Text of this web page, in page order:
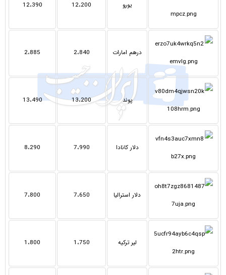
یورو 12،200 12،390
درهم امارات 2،840 2،885
پوند 13،200 13،490
دلار کانادا 7،990 8،290
دلار استرالیا 7،650 7،800
لیر ترکیه 1،750 1،800